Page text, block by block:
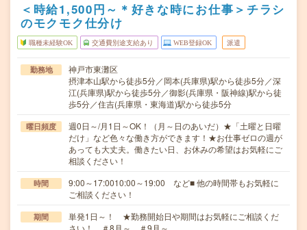
＜時給1,500円～＊好きな時にお仕事＞チラシ
のモクモク仕分け
職種未経験OK 交通費別途支給あり WEB登録OK 派遣
勤務地
神戸市東灘区
摂津本山駅から徒歩5分／岡本(兵庫県)駅から徒歩5分／深
江(兵庫県)駅から徒歩5分／御影(兵庫県・阪神線)駅から徒
歩5分／住吉(兵庫県・東海道)駅から徒歩5分
曜日頻度
週0日～/月1日～OK！（月～日のあいだ）★「土曜と日曜
だけ」など色々な働き方ができます！★お仕事ゼロの週が
あっても大丈夫。働きたい日、お休みの希望はお気軽にご
相談ください！
時間
9:00～17:0010:00～19:00 など■ 他の時間帯もお気軽に
ご相談ください！
期間
単発1日～！ ★勤務開始日や期間はお気軽にご相談くだ
さい！ ＃8月～ ＃9月～